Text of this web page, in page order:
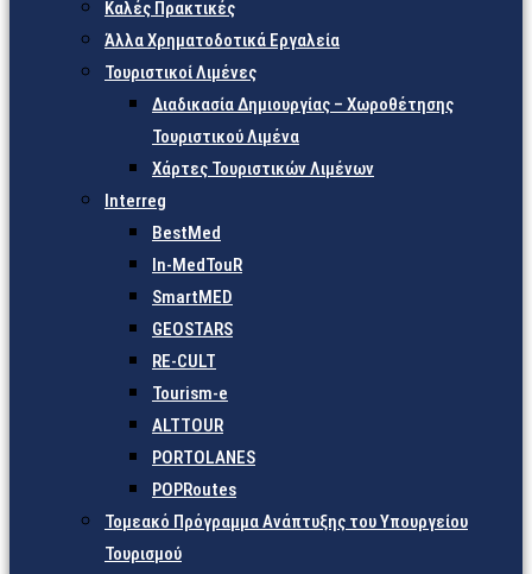
Καλές Πρακτικές
Άλλα Χρηματοδοτικά Εργαλεία
Τουριστικοί Λιμένες
Διαδικασία Δημιουργίας – Χωροθέτησης
Τουριστικού Λιμένα
Χάρτες Τουριστικών Λιμένων
Interreg
BestMed
In-MedTouR
SmartMED
GEOSTARS
RE-CULT
Tourism-e
ALTTOUR
PORTOLANES
POPRoutes
Τομεακό Πρόγραμμα Ανάπτυξης του Υπουργείου
Τουρισμού